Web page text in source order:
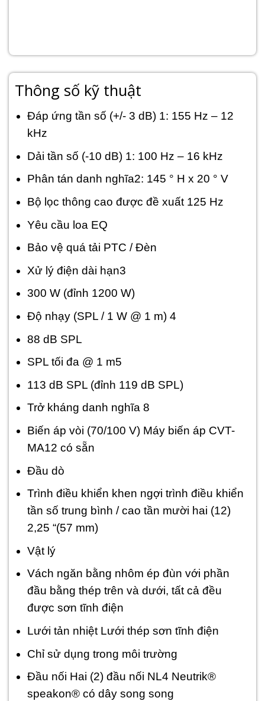
Thông số kỹ thuật
Đáp ứng tần số (+/- 3 dB) 1: 155 Hz – 12
kHz
Dải tần số (-10 dB) 1: 100 Hz – 16 kHz
Phân tán danh nghĩa2: 145 ° H x 20 ° V
Bộ lọc thông cao được đề xuất 125 Hz
Yêu cầu loa EQ
Bảo vệ quá tải PTC / Đèn
Xử lý điện dài hạn3
300 W (đỉnh 1200 W)
Độ nhạy (SPL / 1 W @ 1 m) 4
88 dB SPL
SPL tối đa @ 1 m5
113 dB SPL (đỉnh 119 dB SPL)
Trở kháng danh nghĩa 8
Biến áp vòi (70/100 V) Máy biến áp CVT-
MA12 có sẵn
Đầu dò
Trình điều khiển khen ngợi trình điều khiển
tần số trung bình / cao tần mười hai (12)
2,25 “(57 mm)
Vật lý
Vách ngăn bằng nhôm ép đùn với phần
đầu bằng thép trên và dưới, tất cả đều
được sơn tĩnh điện
Lưới tản nhiệt Lưới thép sơn tĩnh điện
Chỉ sử dụng trong môi trường
Đầu nối Hai (2) đầu nối NL4 Neutrik®
speakon® có dây song song